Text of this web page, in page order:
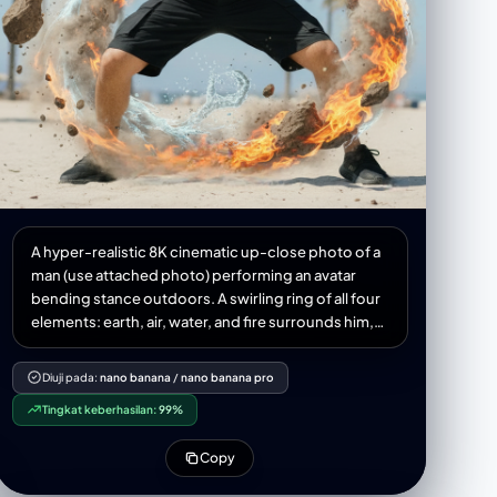
A hyper-realistic 8K cinematic up-close photo of a
man (use attached photo) performing an avatar
bending stance outdoors. A swirling ring of all four
elements: earth, air, water, and fire surrounds him,
forming a dragon, complete with claws, whiskers,
and dramatic twists. The dragon appears to be alive
flowing outside his hands, captured with natural
physics elements-water, droplets, splashes,
refractions, mist, rocks, dust, pebbles, wind,
flames, embers, 3:4 aspect ratio.
Diuji pada: nano banana/nano banana pro
Tingkat keberhasilan:99%
Copy